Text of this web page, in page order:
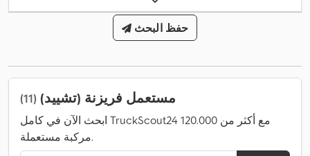
حفظ البحث
مستعمل فريزنة (تشييد) (11)
ابحث الآن في كامل TruckScout24 مع أكثر من 120.000
مركبة مستعملة.